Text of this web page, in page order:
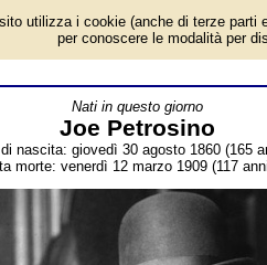
- Almanacco
qual è la data di nascita, dove è nato,
Breve biografia. Voce dell'Almanacco.
Nati in questo giorno
Joe Petrosino
nascita: giovedì 30 agosto 1860 (165
morte: venerdì 12 marzo 1909 (117
utilizza i cookie (anche di terze parti
per conoscere le modalità per